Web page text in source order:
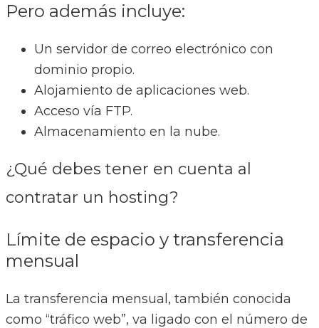
Pero además incluye:
Un servidor de correo electrónico con
dominio propio.
Alojamiento de aplicaciones web.
Acceso vía FTP.
Almacenamiento en la nube.
¿Qué debes tener en cuenta al
contratar un hosting?
Límite de espacio y transferencia
mensual
La transferencia mensual, también conocida
como “tráfico web”, va ligado con el número de